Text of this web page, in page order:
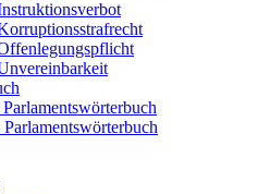
Parlamentswörterbuch